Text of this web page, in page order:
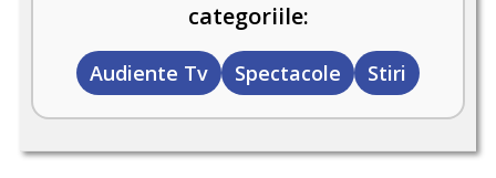
categoriile:
Audiente Tv Spectacole Stiri